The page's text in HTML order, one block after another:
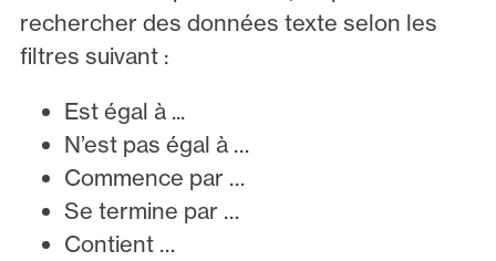
rechercher des données texte selon les
filtres suivant :
Est égal à ...
N’est pas égal à …
Commence par …
Se termine par …
Contient …